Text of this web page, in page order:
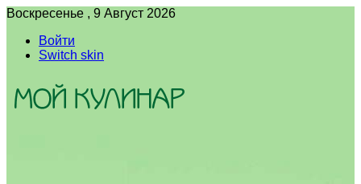
Воскресенье , 9 Август 2026
Войти
Switch skin